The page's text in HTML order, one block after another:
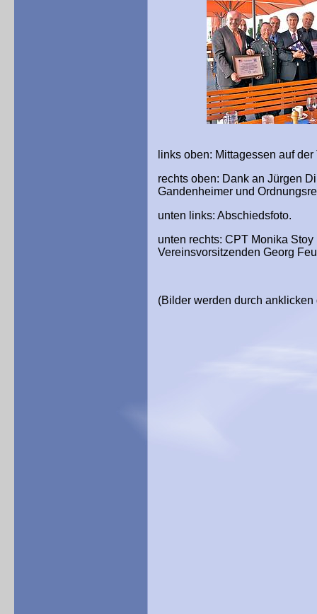
links oben: Mittagessen auf
rechts oben: Dank an Jürgen
Gandenheimer und
unten links: Abschiedsfoto.
unten rechts: CPT Monika
Vereinsvorsitzenden Georg
(Bilder werden durch anklicken